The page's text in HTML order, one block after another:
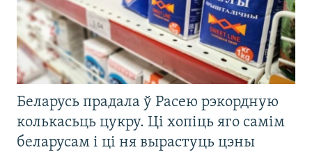
Беларусь прадала ў Расею рэкордную
колькасьць цукру. Ці хопіць яго самім
беларусам і ці ня вырастуць цэны